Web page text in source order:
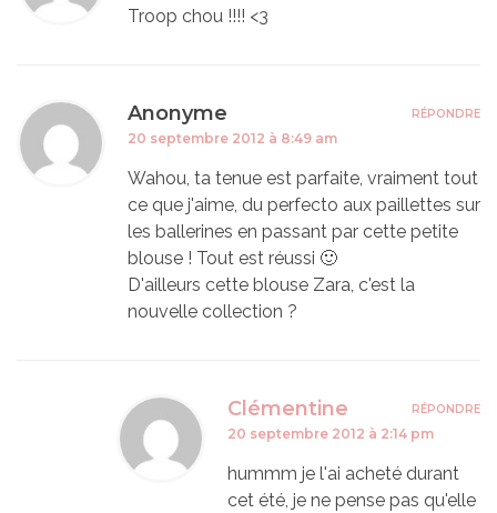
Troop chou !!!! <3
Anonyme
20 septembre 2012 à 8:49 am
Wahou, ta tenue est parfaite, vraiment tout
ce que j'aime, du perfecto aux paillettes sur
les ballerines en passant par cette petite
blouse ! Tout est réussi 🙂
D'ailleurs cette blouse Zara, c'est la
nouvelle collection ?
RÉPONDRE
Clémentine
20 septembre 2012 à 2:14 pm
hummm je l'ai acheté durant
cet été, je ne pense pas qu'elle
RÉPONDRE